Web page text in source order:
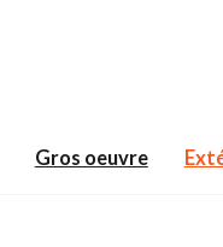
Gros oeuvre